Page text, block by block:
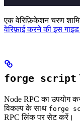
एक वेरिफ़िकेशन चरण
वेरिफ़ाई करने की इस
forge script
Node RPC का उपयोग
विकल्प के साथ forge
RPC लिंक पर सेट करें।